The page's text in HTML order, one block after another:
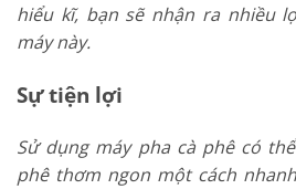
hiểu kĩ, bạn sẽ nhận ra nhiều
máy này.
Sự tiện lợi
Sử dụng máy pha cà phê có
phê thơm ngon một cách